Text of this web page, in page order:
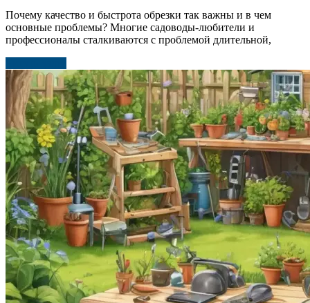
Почему качество и быстрота обрезки так важны и в чем
основные проблемы? Многие садоводы-любители и
профессионалы сталкиваются с проблемой длительной,